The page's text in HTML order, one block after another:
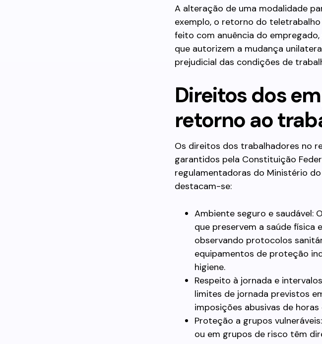
A alteração de uma modalidade
exemplo, o retorno do
feito com anuência do
que autorizem a mudança
prejudicial das condições de
Direitos dos
retorno ao
Os direitos dos trabalhadores no
garantidos pela Constituição
regulamentadoras do Ministério
destacam-se:
Ambiente seguro e saudável:
que preservem a saúde física
observando protocolos
equipamentos de proteção
higiene.
Respeito à jornada e
limites de jornada previstos
imposições abusivas de
Proteção a grupos
ou em grupos de risco têm